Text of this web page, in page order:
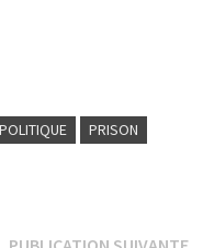
POLITIQUE
PRISON